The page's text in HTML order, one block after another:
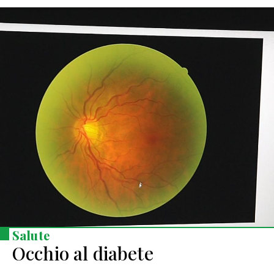
Salute
Occhio al diabete